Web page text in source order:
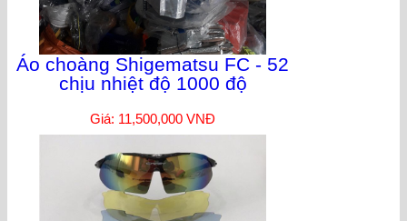
Áo choàng Shigematsu FC - 52
chịu nhiệt độ 1000 độ
Giá: 11,500,000 VNĐ